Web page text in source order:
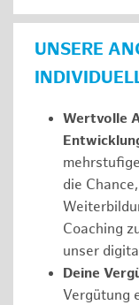
UNSERE
Wertvolle
die
Coaching
unser
Deine
Vergütung